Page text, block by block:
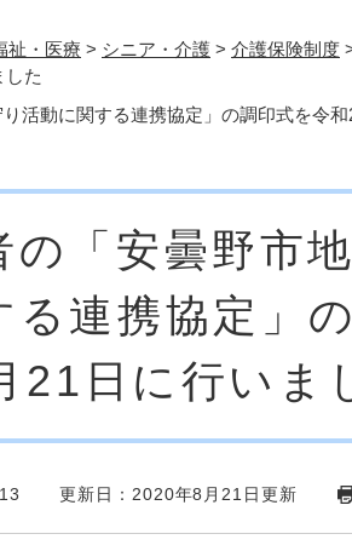
祉・医療 > シニア・介護 > 介護保険制度
した
活動に関する連携協定」の調印式を令
「安曇野市
る連携協定」
21日に行いま
更新日：2020年8月21日更新